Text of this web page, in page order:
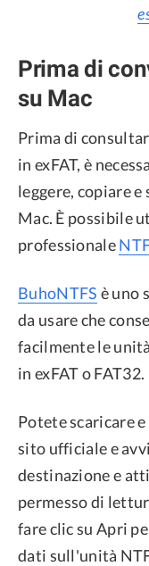
Prima di
su Mac
Prima di
in exFAT, è
leggere, copiare
Mac. È possibile
professionale
BuhoNTFS è uno
da usare che
facilmente le
in exFAT o FAT32.
Potete scaricare
sito ufficiale e
destinazione e
permesso di
fare clic su Apri
dati sull'unità